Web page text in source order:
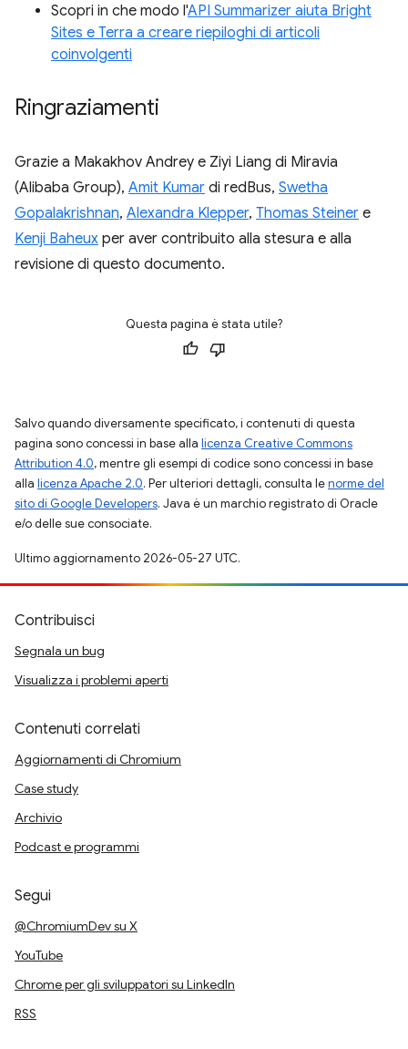
Scopri in che modo l'API Summarizer aiuta Bright
Sites e Terra a creare riepiloghi di articoli
coinvolgenti
Ringraziamenti
Grazie a Makakhov Andrey e Ziyi Liang di Miravia
(Alibaba Group), Amit Kumar di redBus, Swetha
Gopalakrishnan, Alexandra Klepper, Thomas Steiner e
Kenji Baheux per aver contribuito alla stesura e alla
revisione di questo documento.
Questa pagina è stata utile?
Salvo quando diversamente specificato, i contenuti di questa
pagina sono concessi in base alla licenza Creative Commons
Attribution 4.0, mentre gli esempi di codice sono concessi in base
alla licenza Apache 2.0. Per ulteriori dettagli, consulta lenorme del
sito di Google Developers. Java è un marchio registrato di Oracle
e/o delle sue consociate.
Ultimo aggiornamento 2026-05-27 UTC.
Contribuisci
Segnala un bug
Visualizza i problemi aperti
Contenuti correlati
Aggiornamenti di Chromium
Case study
Archivio
Podcast e programmi
Segui
@ChromiumDev su X
YouTube
Chrome per gli sviluppatori su LinkedIn
RSS